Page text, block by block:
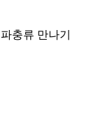
충류 만나기